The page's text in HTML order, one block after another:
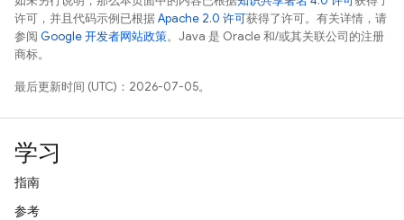
许可，并且代码示例已根据Apache 2.0 许可获得了许可。有关详情，请
参阅 Google 开发者网站政策。Java 是 Oracle 和/或其关联公司的注册
商标。
最后更新时间 (UTC)：2026-07-05。
学习
指南
参考